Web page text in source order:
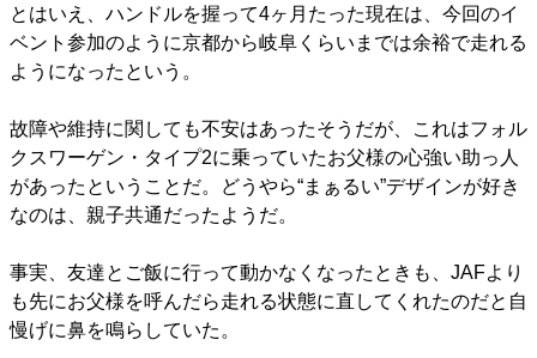
とはいえ、ハンドルを握って4ヶ月たった現在は、今回のイ
ベント参加のように京都から岐阜くらいまでは余裕で走れる
ようになったという。
故障や維持に関しても不安はあったそうだが、これはフォル
クスワーゲン・タイプ2に乗っていたお父様の心強い助っ人
があったということだ。どうやら“まぁるい”デザインが好き
なのは、親子共通だったようだ。
事実、友達とご飯に行って動かなくなったときも、JAFより
も先にお父様を呼んだら走れる状態に直してくれたのだと自
慢げに鼻を鳴らしていた。